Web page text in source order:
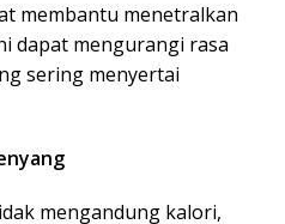
membantu menetralkan
dapat mengurangi rasa
sering menyertai
mengandung kalori,